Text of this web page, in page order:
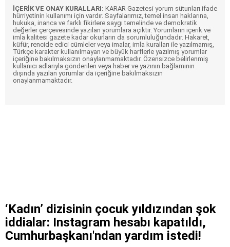
İÇERİK VE ONAY KURALLARI: KARAR Gazetesi yorum sütunları ifade
hürriyetinin kullanımı için vardır. Sayfalarımız, temel insan haklarına,
hukuka, inanca ve farklı fikirlere saygı temelinde ve demokratik
değerler çerçevesinde yazılan yorumlara açıktır. Yorumların içerik ve
imla kalitesi gazete kadar okurların da sorumluluğundadır. Hakaret,
küfür, rencide edici cümleler veya imalar, imla kuralları ile yazılmamış,
Türkçe karakter kullanılmayan ve büyük harflerle yazılmış yorumlar
içeriğine bakılmaksızın onaylanmamaktadır. Özensizce belirlenmiş
kullanıcı adlarıyla gönderilen veya haber ve yazının bağlamının
dışında yazılan yorumlar da içeriğine bakılmaksızın
onaylanmamaktadır.
‘Kadın’ dizisinin çocuk yıldızından şok
iddialar: Instagram hesabı kapatıldı,
Cumhurbaşkanı'ndan yardım istedi!